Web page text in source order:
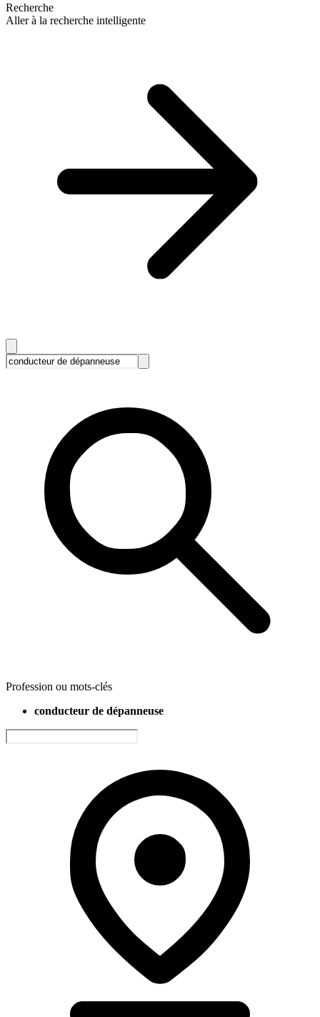
Recherche
Aller à la recherche intelligente
Profession ou mots-clés
conducteur de dépanneuse